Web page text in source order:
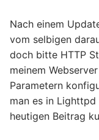
Nach einem
vom selbigen
doch bitte HTTP
meinem
Parametern
man es in
heutigen Beitrag